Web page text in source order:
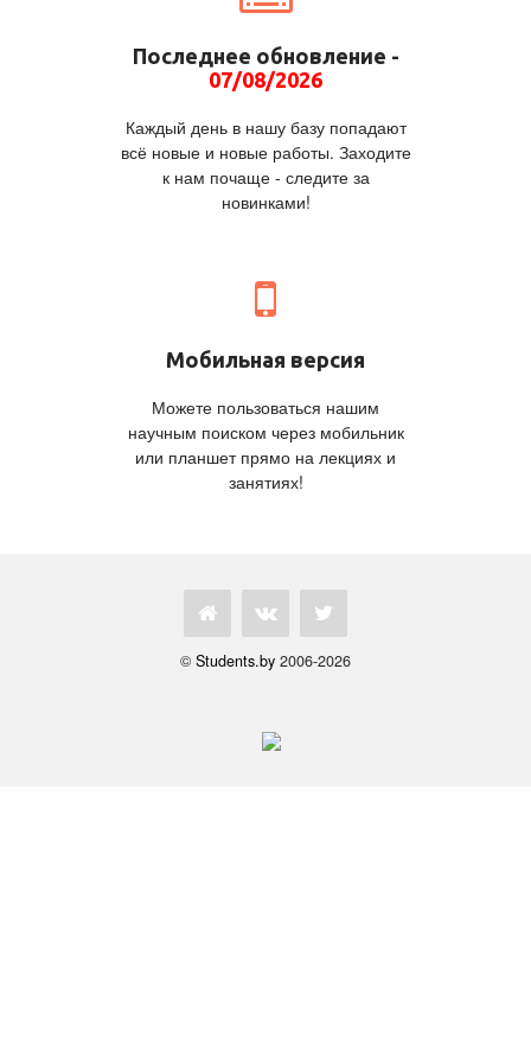
Последнее обновление -
07/08/2026
Каждый день в нашу базу попадают
всё новые и новые работы. Заходите
к нам почаще - следите за
новинками!
Мобильная версия
Можете пользоваться нашим
научным поиском через мобильник
или планшет прямо на лекциях и
занятиях!
© Students.by 2006-2026